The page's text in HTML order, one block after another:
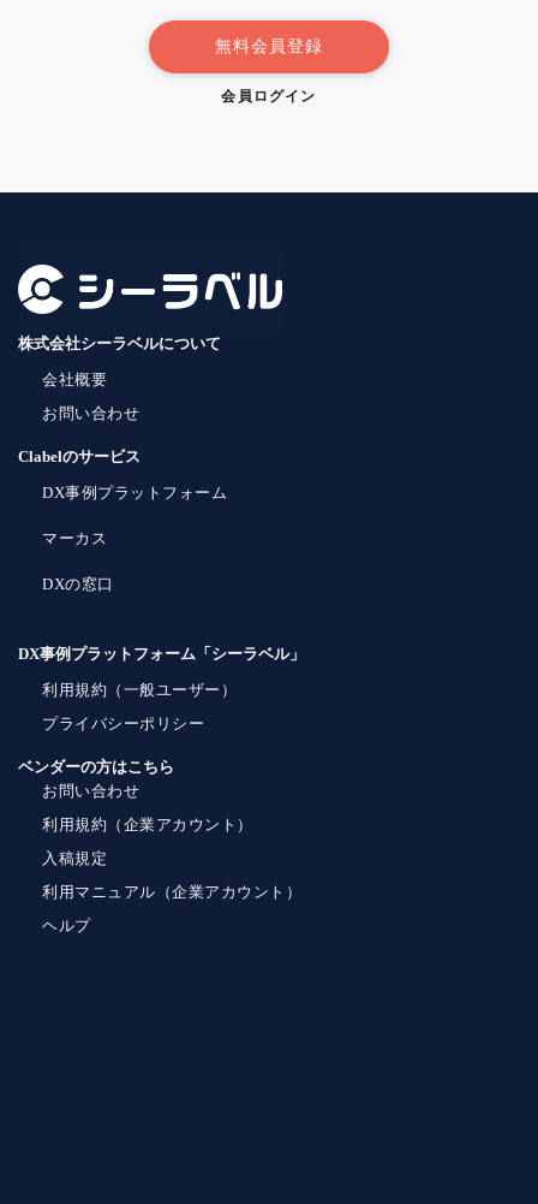
無料会員登録
会員ログイン
株式会社シーラベルについて
会社概要
お問い合わせ
Clabelのサービス
DX事例プラットフォーム
マーカス
DXの窓口
DX事例プラットフォーム「シーラベル」
利用規約（一般ユーザー）
プライバシーポリシー
ベンダーの方はこちら
お問い合わせ
利用規約（企業アカウント）
入稿規定
利用マニュアル（企業アカウント）
ヘルプ